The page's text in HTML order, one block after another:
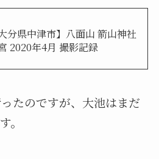
大分県中津市】八面山 箭山神社
2020年4月 撮影記録
たのですが、大池はまだ
。